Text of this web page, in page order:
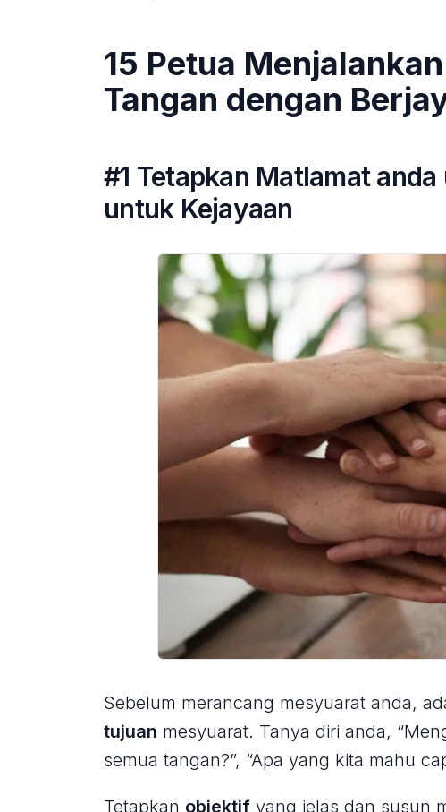
15 Petua
Tangan dengan
#1 Tetapkan Matlamat
untuk Kejayaan
Sebelum merancang mesyuarat anda,
tujuan mesyuarat. Tanya diri anda,
semua tangan?”, “Apa yang kita mahu
Tetapkan objektif yang jelas dan susun